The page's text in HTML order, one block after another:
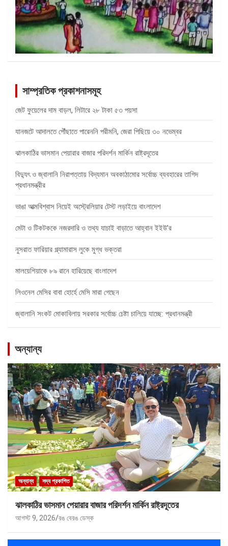
সাম্প্রতিক প্রকাশনাসমূহ
জেট ফুয়েলের দাম বাড়ল, লিটারে ২৮ টাকা ৫৩ পয়সা
যানজটে আদালতে পৌঁছাতে পারেননি পরীমনি, জেরা পিছিয়ে ৩০ নভেম্বর
ঝালকাঠির ভাসমান পেয়ারার বাজার পরিদর্শন মার্কিন রাষ্ট্রদূতের
বিদ্যুৎ ও জ্বালানি নিরাপত্তায় বিদ্যমান অবকাঠামোর সর্বোচ্চ ব্যবহারের তাগিদ
প্রধানমন্ত্রীর
ভাঙা আত্মবিশ্বাস নিয়েই অস্ট্রেলিয়ার টেস্ট লড়াইয়ে বাংলাদেশ
মেটা ও টিকটককে নজরদারি ও তথ্য যাচাই বাড়াতে আহ্বান ইইউ’র
নুসরাত ফারিয়ার গ্ল্যামারাস লুকে মুগ্ধ ভক্তরা
মালয়েশিয়াকে ৮৯ রানে হারিয়েছে বাংলাদেশ
লিওনেল মেসির বাবা হোর্হে মেসি মারা গেছেন
জ্বালানি সংকট মোকাবিলায় সরকার সর্বোচ্চ চেষ্টা চালিয়ে যাচ্ছে: প্রধানমন্ত্রী
অন্যান্য
অন্যান্য সদ্য প্রকাশিত
ঝালকাঠির ভাসমান পেয়ারার বাজার পরিদর্শন মার্কিন রাষ্ট্রদূতের
আগস্ট 9, 2026 রঙ বেরঙ ডেস্ক